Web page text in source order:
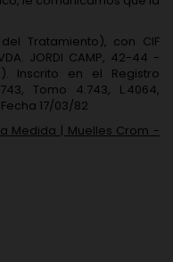
del Tratamiento), con CIF
JORDI CAMP, 42-44 -
Inscrito en el Registro
Tomo 4.743, L.4064,
Fecha 17/03/82
Medida | Muelles Crom -